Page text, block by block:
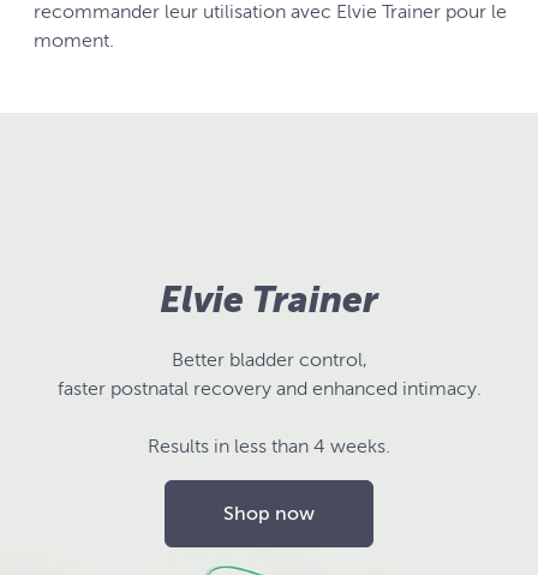
recommander leur utilisation avec Elvie Trainer pour le
moment.
Elvie Trainer
Better bladder control,
faster postnatal recovery and enhanced intimacy.
Results in less than 4 weeks.
Shop now